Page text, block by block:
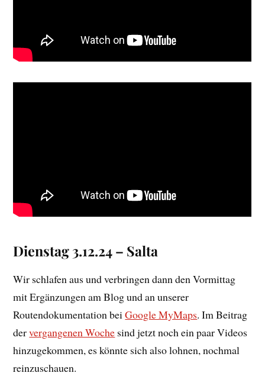
Dienstag 3.12.24 – Salta
Wir schlafen aus und verbringen dann den Vormittag
mit Ergänzungen am Blog und an unserer
Routendokumentation beiGoogle MyMaps. Im Beitrag
dervergangenen Woche sind jetzt noch ein paar Videos
hinzugekommen, es könnte sich also lohnen, nochmal
reinzuschauen.